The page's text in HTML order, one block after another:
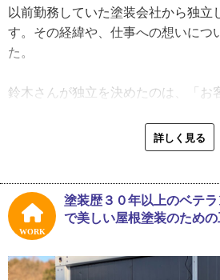
以前勤務していた塗装会社から独立
す。その経緯や、仕事への想いにつ
た。
鈴木さんが独立を決めたのは、「お
たい」と言われたものの、その時期
替え等の大規模な依頼が続き、この
たそうです。
「自分が独立するとは夢にも思って
た。『この人に頼めば間違いない！
詳しく見る
WORK
塗装歴３０年以上のベテ
で美しい屋根塗装のため